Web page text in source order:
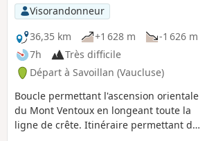
Visorandonneur
36,35 km
+1 628 m
-1 626 m
7h
Très difficile
Départ à Savoillan (Vaucluse)
Boucle permettant l'ascension orientale
du Mont Ventoux en longeant toute la
ligne de crête. Itinéraire permettant de